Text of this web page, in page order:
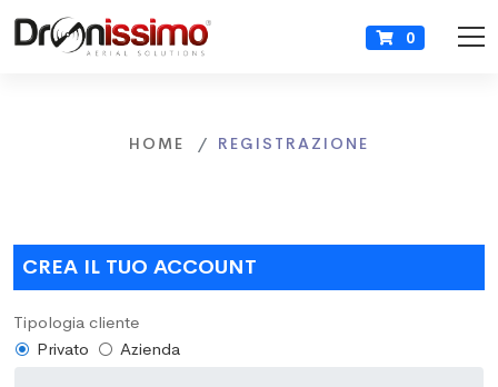
0
HOME REGISTRAZIONE
CREA IL TUO ACCOUNT
Tipologia cliente
Privato
Azienda